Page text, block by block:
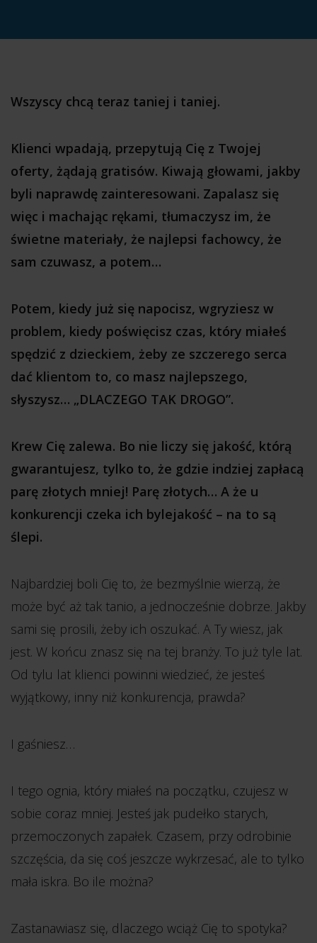
Wszyscy chcą teraz taniej i taniej.
Klienci wpadają, przepytują Cię z Twojej
oferty, żądają gratisów. Kiwają głowami, jakby
byli naprawdę zainteresowani. Zapalasz się
więc i machając rękami, tłumaczysz im, że
świetne materiały, że najlepsi fachowcy, że
sam czuwasz, a potem…
Potem, kiedy już się napocisz, wgryziesz w
problem, kiedy poświęcisz czas, który miałeś
spędzić z dzieckiem, żeby ze szczerego serca
dać klientom to, co masz najlepszego,
słyszysz… „DLACZEGO TAK DROGO”.
Krew Cię zalewa. Bo nie liczy się jakość, którą
gwarantujesz, tylko to, że gdzie indziej zapłacą
parę złotych mniej! Parę złotych… A że u
konkurencji czeka ich bylejakość – na to są
ślepi.
Najbardziej boli Cię to, że bezmyślnie wierzą, że
może być aż tak tanio, a jednocześnie dobrze. Jakby
sami się prosili, żeby ich oszukać. A Ty wiesz, jak
jest. W końcu znasz się na tej branży. To już tyle lat.
Od tylu lat klienci powinni wiedzieć, że jesteś
wyjątkowy, inny niż konkurencja, prawda?
I gaśniesz…
I tego ognia, który miałeś na początku, czujesz w
sobie coraz mniej. Jesteś jak pudełko starych,
przemoczonych zapałek. Czasem, przy odrobinie
szczęścia, da się coś jeszcze wykrzesać, ale to tylko
mała iskra. Bo ile można?
Zastanawiasz się, dlaczego wciąż Cię to spotyka?